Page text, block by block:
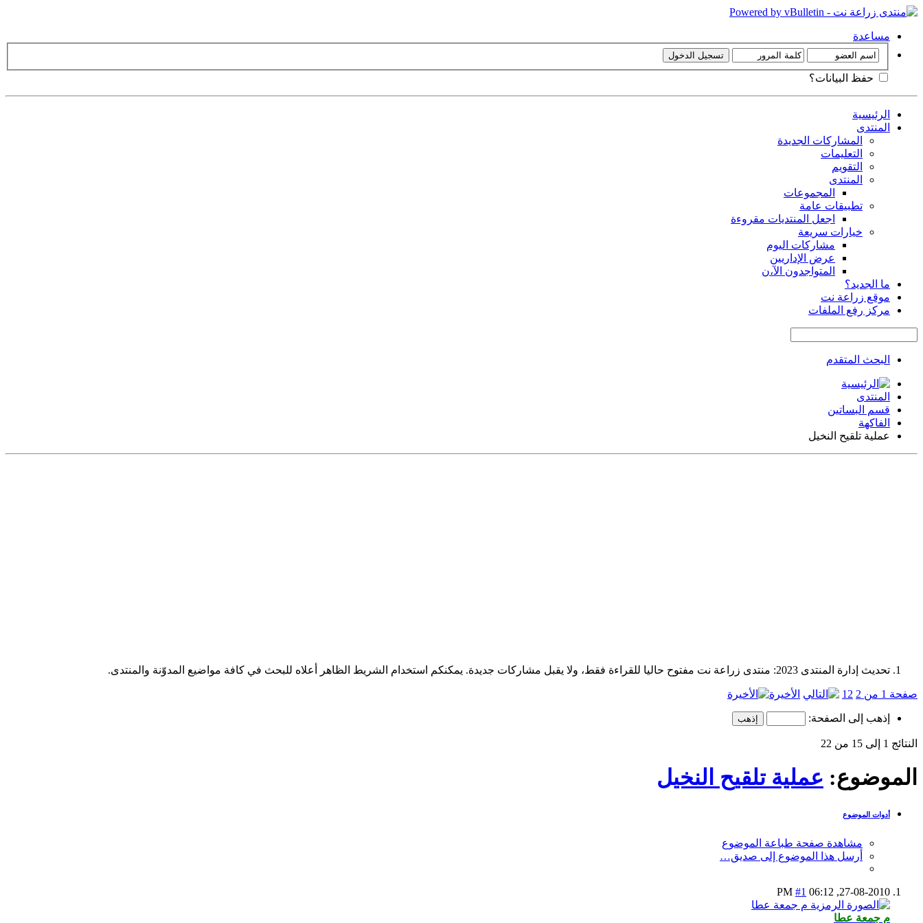
مساعدة
حفظ البيانات؟
الرئيسية
المنتدى
المشاركات الجديدة
التعليمات
التقويم
المنتدى
المجموعات
تطبيقات عامة
اجعل المنتديات مقروءة
خيارات سريعة
مشاركات اليوم
عرض الإداريين
المتواجدون الآ،ن
ما الجديد؟
موقع زراعة نت
مركز رفع الملفات
البحث المتقدم
المنتدى
قسم البساتين
الفاكهة
عملية تلقيح النخيل
تحديث إدارة المنتدى 2023: منتدى زراعة نت مفتوح حاليا للقراءة فقط، ولا يقبل مشاركات جديدة. يمكنكم استخدام الشريط الظاهر أعلاه للبحث في كافة مواضيع المدوّنة والمنتدى.
صفحة 1 من 2 1 2 الأخيرة
إذهب إلى الصفحة:
النتائج 1 إلى 15 من 22
الموضوع: عملية تلقيح النخيل
أدوات الموضوع
مشاهدة صفحة طباعة الموضوع
أرسل هذا الموضوع إلى صديق…
27-08-2010,
06:12 PM
#1
م جمعة عطا